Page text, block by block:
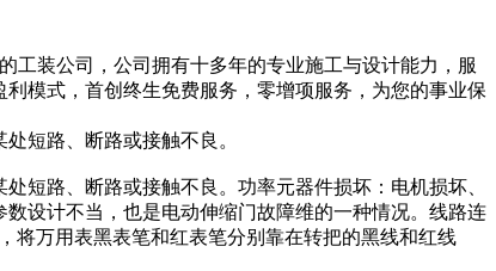
工装公司，公司拥有十多年的专业施工与设计能力，服
模式，首创终生免费服务，零增项服务，为您的事业保
短路、断路或接触不良。
短路、断路或接触不良。功率元器件损坏：电机损坏、
设计不当，也是电动伸缩门故障维的一种情况。线路连
将万用表黑表笔和红表笔分别靠在转把的黑线和红线